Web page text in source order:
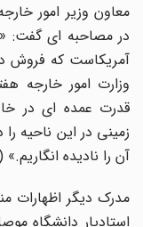
در مصاحبه ای گفت:
آمریکاست که فروش
وزارت امور خارجه
قدرت عمده ای در
زمینی در این ناحیه را
آن را نادیده انگاریم.» (کیهان:
مدرک دیگر اظهارات
استادیار دانشگاه